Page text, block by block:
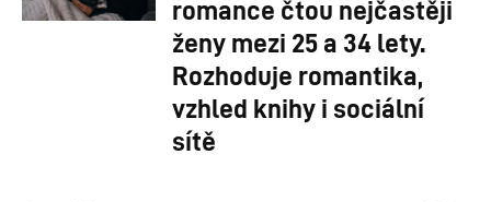
romance čtou nejčastěji
ženy mezi 25 a 34 lety.
Rozhoduje romantika,
vzhled knihy i sociální
sítě